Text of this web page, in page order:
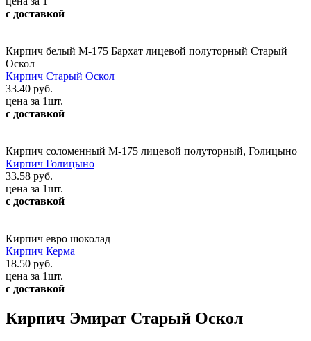
с доставкой
Кирпич белый М-175 Бархат лицевой полуторный Старый
Оскол
Кирпич Старый Оскол
33.40 руб.
цена за 1шт.
с доставкой
Кирпич соломенный М-175 лицевой полуторный, Голицыно
Кирпич Голицыно
33.58 руб.
цена за 1шт.
с доставкой
Кирпич евро шоколад
Кирпич Керма
18.50 руб.
цена за 1шт.
с доставкой
Кирпич Эмират Старый Оскол